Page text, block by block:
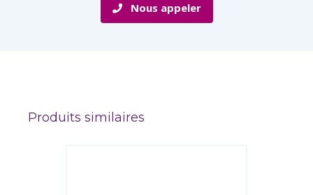
Nous appeler
Produits similaires